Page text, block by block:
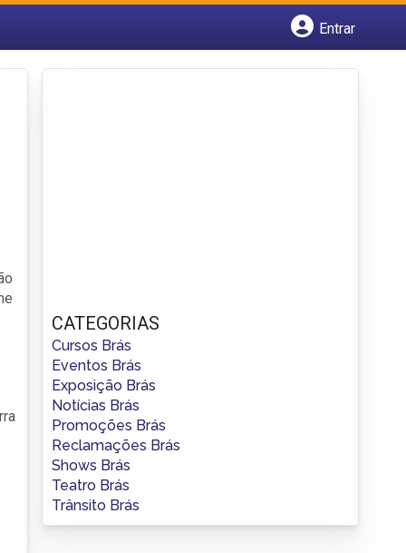
Entrar
CATEGORIAS
Cursos Brás
Eventos Brás
Exposição Brás
Notícias Brás
Promoções Brás
Reclamações Brás
Shows Brás
Teatro Brás
Trânsito Brás